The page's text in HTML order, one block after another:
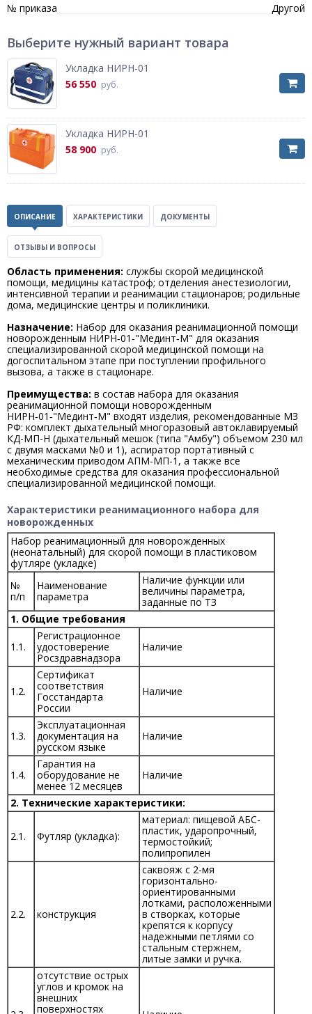
№ приказа Другой
Выберите нужный вариант товара
Укладка НИРН-01
56 550 руб.
Укладка НИРН-01
58 900 руб.
ОПИСАНИЕ ХАРАКТЕРИСТИКИ ДОКУМЕНТЫ
ОТЗЫВЫ И ВОПРОСЫ
Область применения: службы скорой медицинской
помощи, медицины катастроф; отделения анестезиологии,
интенсивной терапии и реанимации стационаров; родильные
дома, медицинские центры и поликлиники.
Назначение: Набор для оказания реанимационной помощи
новорожденным НИРН‑01‑"Мединт‑М" для оказания
специализированной скорой медицинской помощи на
догоспитальном этапе при поступлении профильного
вызова, а также в стационаре.
Преимущества: в состав набора для оказания
реанимационной помощи новорожденным
НИРН‑01‑"Мединт‑М" входят изделия, рекомендованные МЗ
РФ: комплект дыхательный многоразовый автоклавируемый
КД-МП-Н (дыхательный мешок (типа "Амбу") объемом 230 мл
с двумя масками №0 и 1), аспиратор портативный с
механическим приводом АПМ-МП-1, а также все
необходимые средства для оказания профессиональной
специализированной медицинской помощи.
Характеристики реанимационного набора для
новорожденных
Набор реанимационный для новорожденных
(неонатальный) для скорой помощи в пластиковом
футляре (укладке)
№
п/п
Наименование
параметра
Наличие функции или
величины параметра,
заданные по ТЗ
1. Общие требования
1.1.
Регистрационное
удостоверение
Росздравнадзора
Наличие
1.2.
Сертификат
соответствия
Госстандарта
России
Наличие
1.3.
Эксплуатационная
документация на
русском языке
Наличие
1.4.
Гарантия на
оборудование не
менее 12 месяцев
Наличие
2. Технические характеристики:
2.1. Футляр (укладка):
материал: пищевой АБС-
пластик, ударопрочный,
термостойкий;
полипропилен
2.2. конструкция
саквояж с 2-мя
горизонтально-
ориентированными
лотками, расположенными
в створках, которые
крепятся к корпусу
надежными петлями со
стальным стержнем,
литые замки и ручка.
отсутствие острых
углов и кромок на
внешних
поверхностях